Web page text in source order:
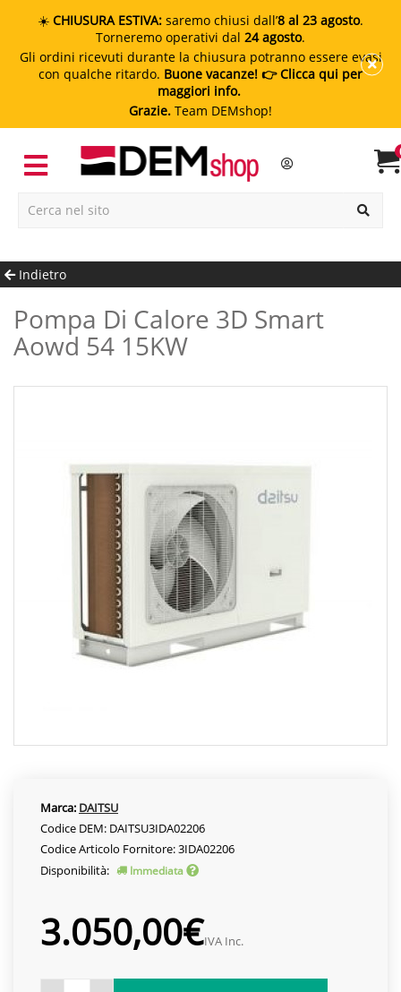
☀️ CHIUSURA ESTIVA: saremo chiusi dall’8 al 23 agosto.
Torneremo operativi dal 24 agosto.
Gli ordini ricevuti durante la chiusura potranno essere evasi
con qualche ritardo. Buone vacanze! 👉 Clicca qui per
maggiori info.
Grazie. Team DEMshop!
Indietro
Pompa Di Calore 3D Smart
Aowd 54 15KW
Marca: DAITSU
Codice DEM: DAITSU3IDA02206
Codice Articolo Fornitore: 3IDA02206
Disponibilità:
Immediata
3.050,00€IVA Inc.